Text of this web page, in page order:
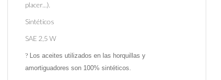
placer...).
Sintéticos
SAE 2,5 W
? Los aceites utilizados en las horquillas y
amortiguadores son 100% sintéticos.